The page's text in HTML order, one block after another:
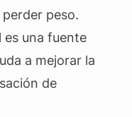
peso.
es una fuente
a mejorar la
de